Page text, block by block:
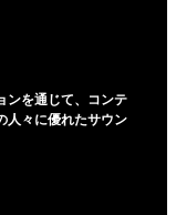
ンを通じて、コンテ
人々に優れたサウン